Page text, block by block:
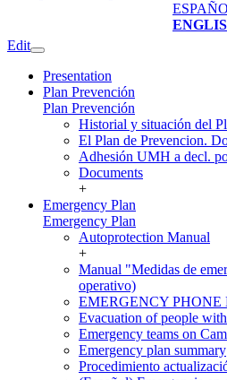
Edit
Presentation
Plan Prevención
Plan Prevención
Historial y situación del
El Plan de Prevencion.
Adhesión UMH a decl.
Documents
+
Emergency Plan
Emergency Plan
Autoprotection Manual
+
Manual "Medidas de
operativo)
EMERGENCY PHONE
Evacuation of people
Emergency teams on
Emergency plan summary
Procedimiento